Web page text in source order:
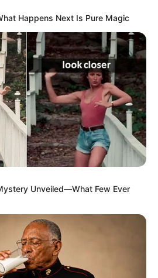
Happens Next Is Pure Magic
Unveiled—What Few Ever